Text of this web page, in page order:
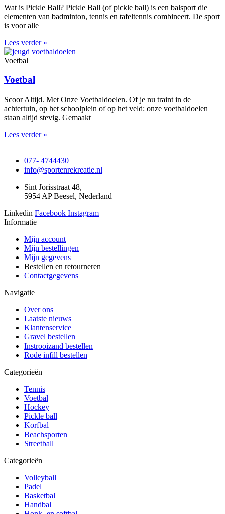
Wat is Pickle Ball? Pickle Ball (of pickle ball) is een balsport die
elementen van badminton, tennis en tafeltennis combineert. De sport
is voor alle
Lees verder »
Voetbal
Voetbal
Scoor Altijd. Met Onze Voetbaldoelen. Of je nu traint in de
achtertuin, op het schoolplein of op het veld: onze voetbaldoelen
staan altijd stevig. Gemaakt
Lees verder »
077- 4744430
info@sportenrekreatie.nl
Sint Jorisstraat 48,
5954 AP Beesel, Nederland
Linkedin Facebook Instagram
Informatie
Mijn account
Mijn bestellingen
Mijn gegevens
Bestellen en retourneren
Contactgegevens
Navigatie
Over ons
Laatste nieuws
Klantenservice
Gravel bestellen
Instrooizand bestellen
Rode infill bestellen
Categorieën
Tennis
Voetbal
Hockey
Pickle ball
Korfbal
Beachsporten
Streetball
Categorieën
Volleyball
Padel
Basketbal
Handbal